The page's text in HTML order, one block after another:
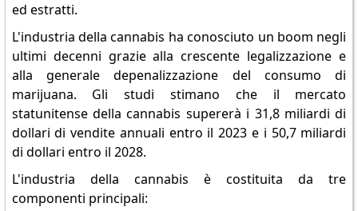
ed estratti.
L'industria della cannabis ha conosciuto un boom negli
ultimi decenni grazie alla crescente legalizzazione e
alla generale depenalizzazione del consumo di
marijuana. Gli studi stimano che il mercato
statunitense della cannabis supererà i 31,8 miliardi di
dollari di vendite annuali entro il 2023 e i 50,7 miliardi
di dollari entro il 2028.
L'industria della cannabis è costituita da tre
componenti principali: